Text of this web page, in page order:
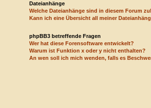
Dateianhänge
Welche Dateianhänge sind in diesem Forum
Kann ich eine Übersicht all meiner
phpBB3 betreffende Fragen
Wer hat diese Forensoftware entwickelt?
Warum ist Funktion x oder y nicht enthalten?
An wen soll ich mich wenden, falls es